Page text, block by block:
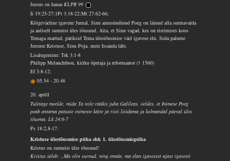
Jeesus on hauasKLPR 99
Ii 19:25-27;1Pt 3:18-22;Mt 27:62-66;
Kõigeväeline igavene Jumal, Sinu ainusündinud Poeg on läinud alla surmavalda
ja auliselt surnuist üles tõusnud. Aita, et Sinu vagad, kes on ristimises koos
Temaga maetud, päriksid Tema ülestõusmise väel igavese elu. Seda palume
Jeesuse Kristuse, Sinu Poja, meie Issanda läbi.
Lisalugemine: Trk 3:1-8
Philipp Melanchthon, kiriku õpetaja ja reformaator († 1560)
Ef 3:8-12;
05.54-20.48
20. aprill
Tuletage meelde, mida Ta teile rääkis juba Galileas, öeldes, et Inimese Poeg
peab antama patuste inimeste kätte ja risti löödama ja kolmandal päeval üles
tõusma. Lk 24:6-7
Ps 18:2,8-17;
Kristuse ülestõusmise püha ehk 1. ülestõusmispüha
Kristus on surnuist üles tõusnud!
Kristus ütleb: „Ma olin surnud, ning ennäe, ma elan igavesest ajast igavesti